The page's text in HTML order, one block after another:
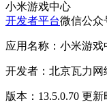
小米游戏中心
开发者平台微信公众
应用名称：小米游戏
开发者：北京瓦力网
版本：13.5.0.70 更